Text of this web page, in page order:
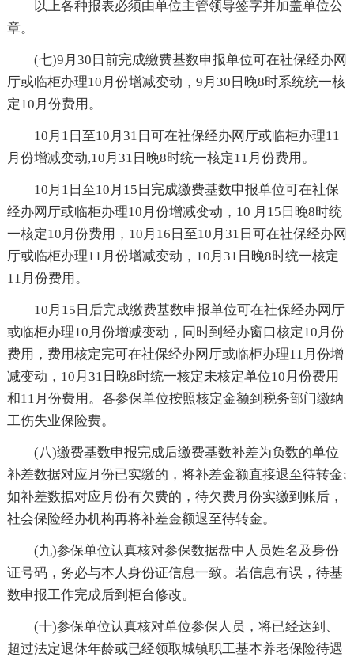
以上各种报表必须由单位主管领导签字并加盖单位公
章。
(七)9月30日前完成缴费基数申报单位可在社保经办网
厅或临柜办理10月份增减变动，9月30日晚8时系统统一核
定10月份费用。
10月1日至10月31日可在社保经办网厅或临柜办理11
月份增减变动,10月31日晚8时统一核定11月份费用。
10月1日至10月15日完成缴费基数申报单位可在社保
经办网厅或临柜办理10月份增减变动，10 月15日晚8时统
一核定10月份费用，10月16日至10月31日可在社保经办网
厅或临柜办理11月份增减变动，10月31日晚8时统一核定
11月份费用。
10月15日后完成缴费基数申报单位可在社保经办网厅
或临柜办理10月份增减变动，同时到经办窗口核定10月份
费用，费用核定完可在社保经办网厅或临柜办理11月份增
减变动，10月31日晚8时统一核定未核定单位10月份费用
和11月份费用。各参保单位按照核定金额到税务部门缴纳
工伤失业保险费。
(八)缴费基数申报完成后缴费基数补差为负数的单位
补差数据对应月份已实缴的，将补差金额直接退至待转金;
如补差数据对应月份有欠费的，待欠费月份实缴到账后，
社会保险经办机构再将补差金额退至待转金。
(九)参保单位认真核对参保数据盘中人员姓名及身份
证号码，务必与本人身份证信息一致。若信息有误，待基
数申报工作完成后到柜台修改。
(十)参保单位认真核对单位参保人员，将已经达到、
超过法定退休年龄或已经领取城镇职工基本养老保险待遇